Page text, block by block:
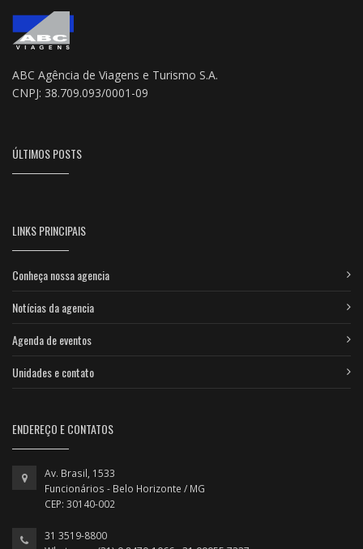
ABC Agência de Viagens e Turismo S.A.
CNPJ: 38.709.093/0001-09
ÚLTIMOS POSTS
LINKS PRINCIPAIS
Conheça nossa agencia
Notícias da agencia
Agenda de eventos
Unidades e contato
ENDEREÇO E CONTATOS
Av. Brasil, 1533
Funcionários - Belo Horizonte / MG
CEP: 30140-002
31 3519-8800